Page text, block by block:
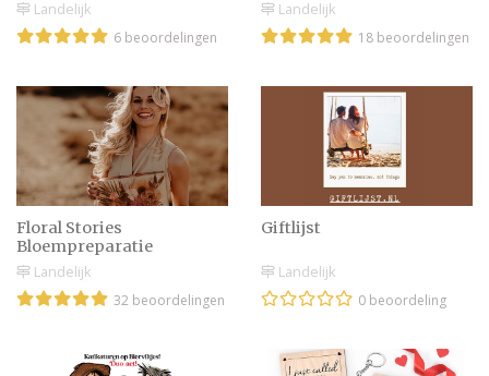
Landelijk
6 beoordelingen
Landelijk
18 beoordelingen
Floral Stories
Bloempreparatie
Landelijk
32 beoordelingen
Giftlijst
Landelijk
0 beoordeling